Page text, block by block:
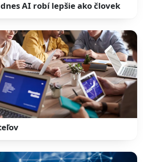
AI robí lepšie ako človek